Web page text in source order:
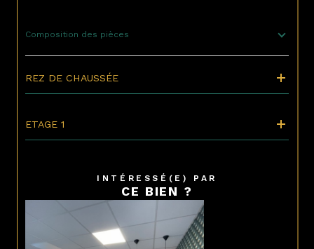
Composition des pièces
REZ DE CHAUSSÉE
ETAGE 1
INTÉRESSÉ(E) PAR
CE BIEN ?